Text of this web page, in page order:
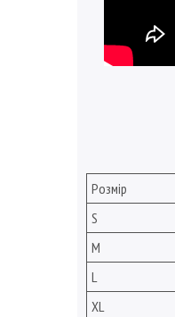
Розмір
S
M
L
XL